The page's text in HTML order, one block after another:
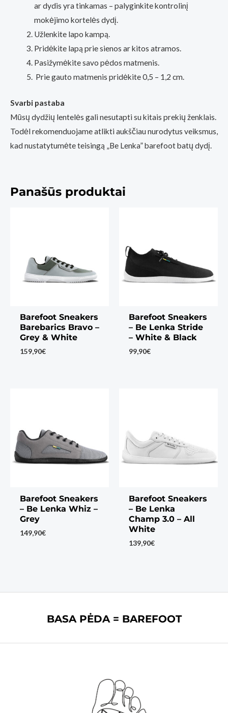
ar dydis yra tinkamas – palyginkite kontrolinį
mokėjimo kortelės dydį.
Užlenkite lapo kampą.
Pridėkite lapą prie sienos ar kitos atramos.
Pasižymėkite savo pėdos matmenis.
Prie gauto matmenis pridėkite 0,5 – 1,2 cm.
Svarbi pastaba
Mūsų dydžių lentelės gali nesutapti su kitais prekių ženklais.
Todėl rekomenduojame atlikti aukščiau nurodytus veiksmus,
kad nustatytumėte teisingą „Be Lenka” barefoot batų dydį.
Panašūs produktai
Barefoot Sneakers
Barebarics Bravo –
Grey & White
159,90€
Barefoot Sneakers
– Be Lenka Stride
– White & Black
99,90€
Barefoot Sneakers
– Be Lenka Whiz –
Grey
149,90€
Barefoot Sneakers
– Be Lenka
Champ 3.0 – All
White
139,90€
BASA PĖDA = BAREFOOT